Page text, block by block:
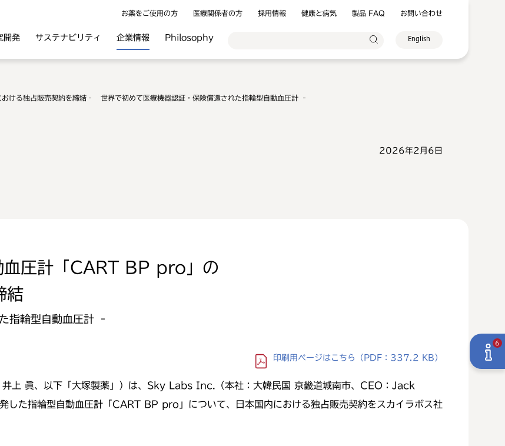
お薬をご使用の方 医療関係者の方 採用情報 健康と病気 製品 FAQ お問い合わせ
開発 サステナビリティ 企業情報 Philosophy English
ける独占販売契約を締結‐ 世界で初めて医療機器認証・保険償還された指輪型自動血圧計 ‐
2026年2月6日
圧計「CART BP pro」の
結
指輪型自動血圧計 ‐
印刷用ページはこちら （PDF：337.2 KB）
井上 眞、以下「大塚製薬」）は、Sky Labs Inc.（本社：大韓民国 京畿道城南市、CEO：Jack
た指輪型自動血圧計「CART BP pro」について、日本国内における独占販売契約をスカイラボス社
6